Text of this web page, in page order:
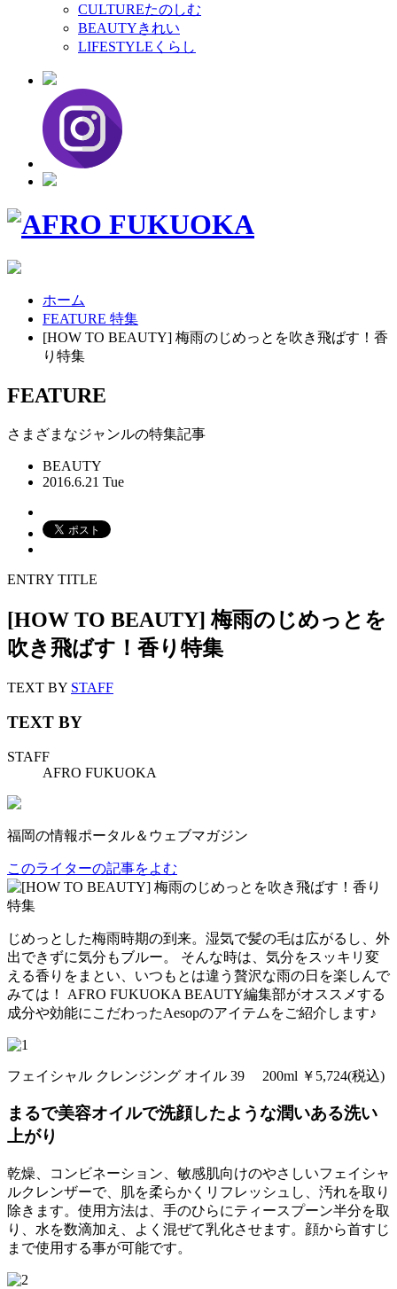
CULTUREたのしむ
BEAUTYきれい
LIFESTYLE くらし
ホーム
FEATURE 特集
[HOW TO BEAUTY] 梅雨のじめっとを吹き飛ばす！香
り特集
FEATURE
さまざまなジャンルの特集記事
BEAUTY
2016.6.21 Tue
ENTRY TITLE
[HOW TO BEAUTY] 梅雨のじめっとを
吹き飛ばす！香り特集
TEXT BY STAFF
TEXT BY
STAFF
AFRO FUKUOKA
福岡の情報ポータル＆ウェブマガジン
このライターの記事をよむ
じめっとした梅雨時期の到来。湿気で髪の毛は広がるし、外
出できずに気分もブルー。 そんな時は、気分をスッキリ変
える香りをまとい、いつもとは違う贅沢な雨の日を楽しんで
みては！ AFRO FUKUOKA BEAUTY編集部がオススメする
成分や効能にこだわったAesopのアイテムをご紹介します♪
フェイシャル クレンジング オイル 39 200ml ￥5,724(税込)
まるで美容オイルで洗顔したような潤いある洗い
上がり
乾燥、コンビネーション、敏感肌向けのやさしいフェイシャ
ルクレンザーで、肌を柔らかくリフレッシュし、汚れを取り
除きます。使用方法は、手のひらにティースプーン半分を取
り、水を数滴加え、よく混ぜて乳化させます。顔から首すじ
まで使用する事が可能です。